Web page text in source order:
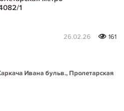
1
26.02.26
161
Ивана бульв., Пролетарская